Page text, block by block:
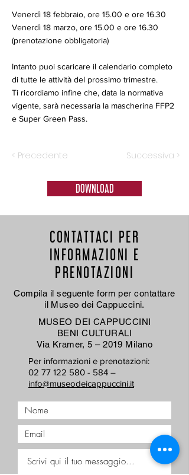
Venerdì 18 febbraio, ore 15.00 e ore 16.30
Venerdì 18 marzo, ore 15.00 e ore 16.30
(prenotazione obbligatoria)
Intanto puoi scaricare il calendario completo
di tutte le attività del prossimo trimestre.
Ti ricordiamo infine che, data la normativa
vigente, sarà necessaria la mascherina FFP2
e Super Green Pass.
< Precedente Successiva >
DOWNLOAD
CONTATTACI PER
INFORMAZIONI E
PRENOTAZIONI
Compila il seguente form per contattare
il Museo dei Cappuccini.
MUSEO DEI CAPPUCCINI
BENI CULTURALI
Via Kramer, 5 – 2019 Milano
Per informazioni e prenotazioni:
02 77 122 580 - 584 –
info@museodeicappuccini.it